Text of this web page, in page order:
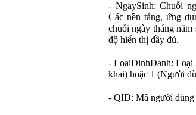
- NgaySinh: Chuỗi
Các nền tảng, ứng
chuỗi ngày tháng
độ hiển thị đầy đủ.
- LoaiDinhDanh: Loại
khai) hoặc 1 (Người
- QID: Mã người dùng